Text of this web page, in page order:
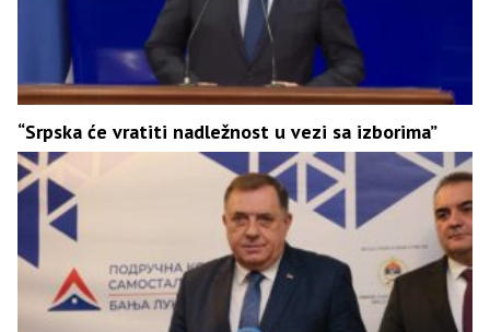
“Srpska će vratiti nadležnost u vezi sa izborima”